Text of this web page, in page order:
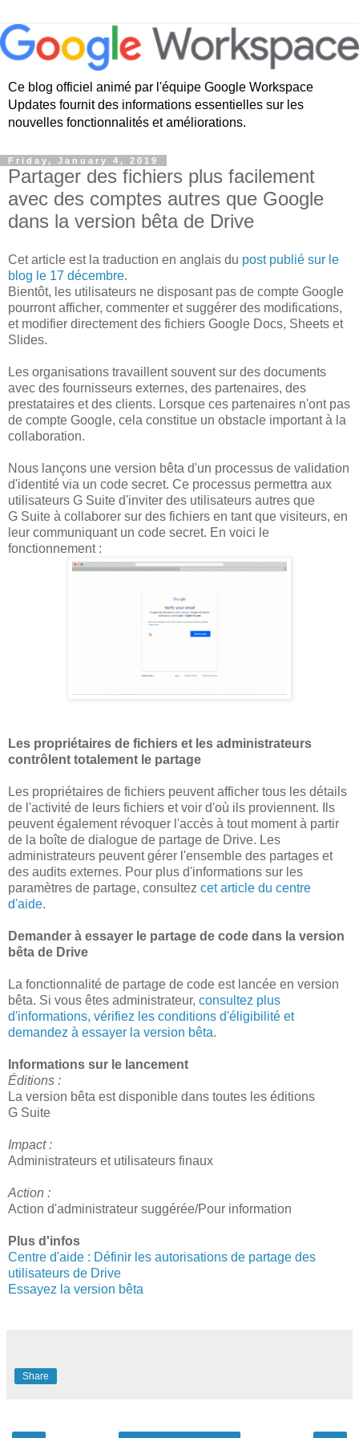
Ce blog officiel animé par l'équipe Google Workspace
Updates fournit des informations essentielles sur les
nouvelles fonctionnalités et améliorations.
Friday, January 4, 2019
Partager des fichiers plus facilement
avec des comptes autres que Google
dans la version bêta de Drive
Cet article est la traduction en anglais du post publié sur le
blog le 17 décembre.
Bientôt, les utilisateurs ne disposant pas de compte Google
pourront afficher, commenter et suggérer des modifications,
et modifier directement des fichiers Google Docs, Sheets et
Slides.
Les organisations travaillent souvent sur des documents
avec des fournisseurs externes, des partenaires, des
prestataires et des clients. Lorsque ces partenaires n'ont pas
de compte Google, cela constitue un obstacle important à la
collaboration.
Nous lançons une version bêta d'un processus de validation
d'identité via un code secret. Ce processus permettra aux
utilisateurs G Suite d'inviter des utilisateurs autres que
G Suite à collaborer sur des fichiers en tant que visiteurs, en
leur communiquant un code secret. En voici le
fonctionnement :
Les propriétaires de fichiers et les administrateurs
contrôlent totalement le partage
Les propriétaires de fichiers peuvent afficher tous les détails
de l'activité de leurs fichiers et voir d'où ils proviennent. Ils
peuvent également révoquer l'accès à tout moment à partir
de la boîte de dialogue de partage de Drive. Les
administrateurs peuvent gérer l'ensemble des partages et
des audits externes. Pour plus d'informations sur les
paramètres de partage, consultez cet article du centre
d'aide.
Demander à essayer le partage de code dans la version
bêta de Drive
La fonctionnalité de partage de code est lancée en version
bêta. Si vous êtes administrateur, consultez plus
d'informations, vérifiez les conditions d'éligibilité et
demandez à essayer la version bêta.
Informations sur le lancement
Éditions :
La version bêta est disponible dans toutes les éditions
G Suite
Impact :
Administrateurs et utilisateurs finaux
Action :
Action d'administrateur suggérée/Pour information
Plus d'infos
Centre d'aide : Définir les autorisations de partage des
utilisateurs de Drive
Essayez la version bêta
Share